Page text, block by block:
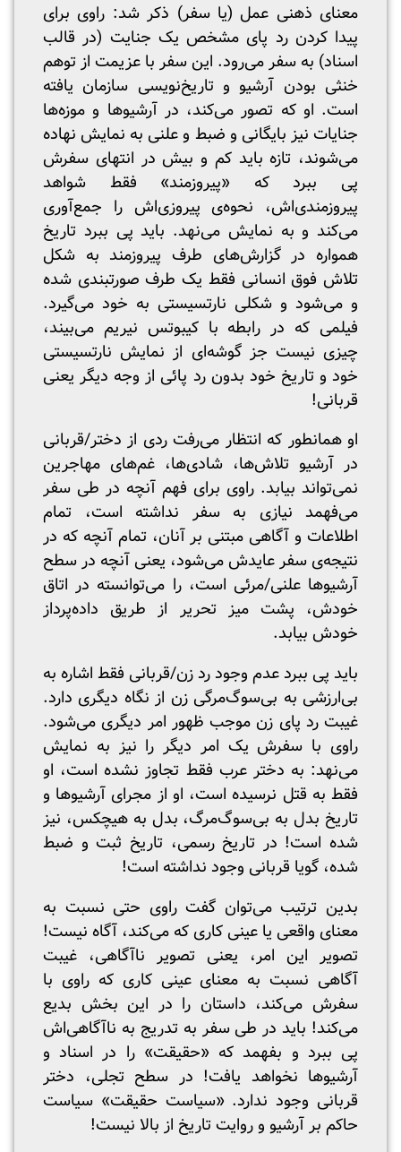
معنای ذهنی عمل (یا سفر) ذکر شد: راوی برای
پیدا کردن رد پای مشخص یک جنایت (در قالب
اسناد) به سفر می‌رود. این سفر با عزیمت از توهم
خنثی بودن آرشیو و تاریخ‌نویسی سازمان یافته
است. او که تصور می‌کند، در آرشیوها و موزه‌ها
جنایات نیز بایگانی و ضبط و علنی به نمایش نهاده
می‌شوند، تازه باید کم و بیش در انتهای سفرش
پی ببرد که «پیروزمند» فقط شواهد
پیروزمندی‌اش، نحوه‌ی پیروزی‌اش را جمع‌آوری
می‌کند و به نمایش می‌نهد. باید پی ببرد تاریخ
همواره در گزارش‌های طرف پیروزمند به شکل
تلاش فوق انسانی فقط یک طرف صورتبندی شده
و می‌شود و شکلی نارتسیستی به خود می‌گیرد.
فیلمی که در رابطه با کیبوتس نیریم می‌بیند،
چیزی نیست جز گوشه‌ای از نمایش نارتسیستی
خود و تاریخ خود بدون رد پائی از وجه دیگر یعنی
قربانی!
او همانطور که انتظار می‌رفت ردی از دختر/قربانی
در آرشیو تلاش‌ها، شادی‌ها، غم‌های مهاجرین
نمی‌تواند بیابد. راوی برای فهم آنچه در طی سفر
می‌فهمد نیازی به سفر نداشته است، تمام
اطلاعات و آگاهی مبتنی بر آنان، تمام آنچه که در
نتیجه‌ی سفر عایدش می‌شود، یعنی آنچه در سطح
آرشیوها علنی/مرئی است، را می‌توانسته در اتاق
خودش، پشت میز تحریر از طریق داده‌پرداز
خودش بیابد.
باید پی ببرد عدم وجود رد زن/قربانی فقط اشاره به
بی‌ارزشی به بی‌سوگ‌مرگی زن از نگاه دیگری دارد.
غیبت رد پای زن موجب ظهور امر دیگری می‌شود.
راوی با سفرش یک امر دیگر را نیز به نمایش
می‌نهد: به دختر عرب فقط تجاوز نشده است، او
فقط به قتل نرسیده است، او از مجرای آرشیوها و
تاریخ بدل به بی‌سوگ‌مرگ، بدل به هیچکس، نیز
شده است! در تاریخ رسمی، تاریخ ثبت و ضبط
شده، گویا قربانی وجود نداشته است!
بدین ترتیب می‌توان گفت راوی حتی نسبت به
معنای واقعی یا عینی کاری که می‌کند، آگاه نیست!
تصویر این امر، یعنی تصویر ناآگاهی، غیبت
آگاهی نسبت به معنای عینی کاری که راوی با
سفرش می‌کند، داستان را در این بخش بدیع
می‌کند! باید در طی سفر به تدریج به ناآگاهی‌اش
پی ببرد و بفهمد که «حقیقت» را در اسناد و
آرشیوها نخواهد یافت! در سطح تجلی، دختر
قربانی وجود ندارد. «سیاست حقیقت» سیاست
حاکم بر آرشیو و روایت تاریخ از بالا نیست!